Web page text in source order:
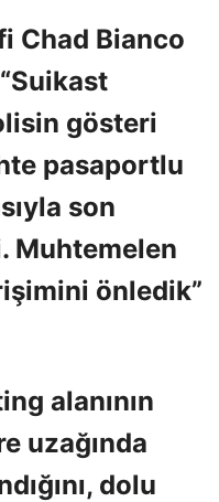
Chad Bianco
gösteri
pasaportlu
son
Muhtemelen
önledik”
alanının
uzağında
dolu